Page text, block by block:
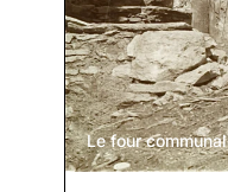
Le four communal